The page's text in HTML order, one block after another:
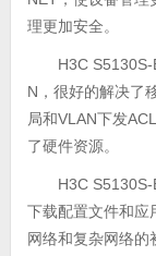
理更加安全。
H3C S5130S-
N，很好的解决了
局和VLAN下发
了硬件资源。
H3C S5130S-
下载配置文件和应
网络和复杂网络的